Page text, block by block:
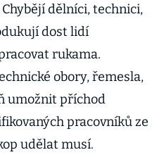
dělníci, technici,
dost lidí
rukama.
obory, řemesla,
umožnit příchod
pracovníků ze
udělat musí.